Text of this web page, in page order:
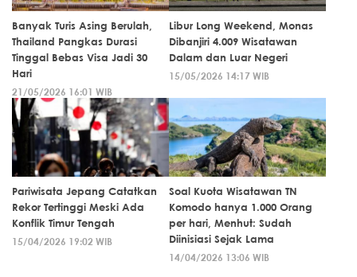
Banyak Turis Asing Berulah,
Thailand Pangkas Durasi
Tinggal Bebas Visa Jadi 30
Hari
21/05/2026 16:01 WIB
Libur Long Weekend, Monas
Dibanjiri 4.009 Wisatawan
Dalam dan Luar Negeri
15/05/2026 14:17 WIB
Pariwisata Jepang Catatkan
Rekor Tertinggi Meski Ada
Konflik Timur Tengah
15/04/2026 19:02 WIB
Soal Kuota Wisatawan TN
Komodo hanya 1.000 Orang
per hari, Menhut: Sudah
Diinisiasi Sejak Lama
14/04/2026 13:06 WIB